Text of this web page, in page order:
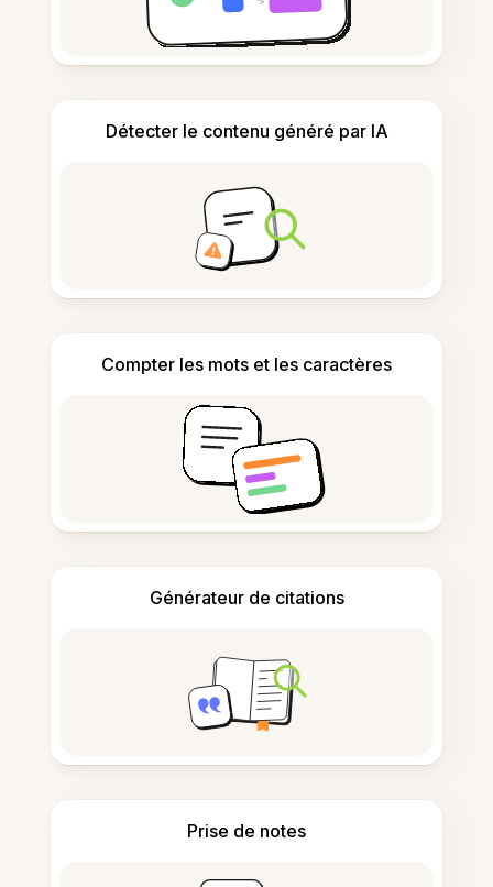
Détecter le contenu généré par IA
Compter les mots et les caractères
Générateur de citations
Prise de notes